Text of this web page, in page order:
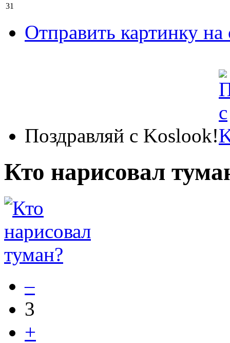
31
Отправить картинку на
Поздравляй с Koslook!
Кто нарисовал
–
3
+